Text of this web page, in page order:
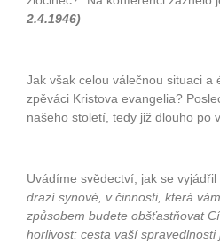
2.4.1946)
Jak však celou válečnou situaci
zpěváci Kristova evangelia?
našeho století, tedy již dlouho po
Uvádíme svědectví, jak se
drazí synové, v činnosti, která
způsobem budete obšťastňovat
horlivost; cesta vaší